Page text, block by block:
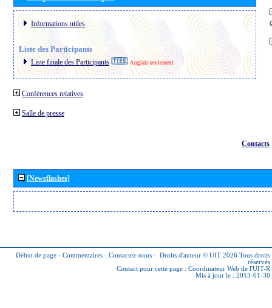
Informations utiles
Liste des Participants
Liste finale des Participants Anglais seulement
Conférences relatives
Salle de presse
Contacts
[Newsflashes]
Début de page - Commentaires - Contactez-nous - Droits d'auteur © UIT 2026 Tous droits
réservés
Contact pour cette page : Coordinateur Web de l'UIT-R
Mis à jour le : 2013-01-30